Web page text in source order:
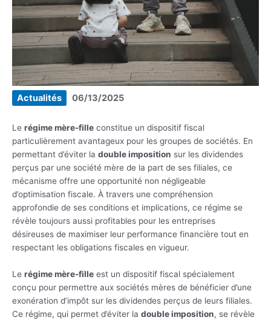
Actualités 06/13/2025
Le régime mère-fille constitue un dispositif fiscal
particulièrement avantageux pour les groupes de sociétés. En
permettant d’éviter la double imposition sur les dividendes
perçus par une société mère de la part de ses filiales, ce
mécanisme offre une opportunité non négligeable
d’optimisation fiscale. À travers une compréhension
approfondie de ses conditions et implications, ce régime se
révèle toujours aussi profitables pour les entreprises
désireuses de maximiser leur performance financière tout en
respectant les obligations fiscales en vigueur.
Le régime mère-fille est un dispositif fiscal spécialement
conçu pour permettre aux sociétés mères de bénéficier d’une
exonération d’impôt sur les dividendes perçus de leurs filiales.
Ce régime, qui permet d’éviter la double imposition, se révèle